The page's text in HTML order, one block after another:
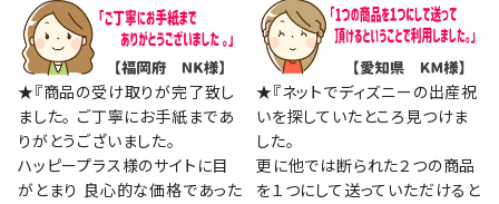
★『商品の受け取りが完了致し
ました。 ご丁寧にお手紙まであ
りがとうございました。
ハッピープラス様のサイトに目
がとまり 良心的な価格であった
★『ネットでディズニーの出産祝
いを探していたところ見つけま
した。
更に他では断られた２つの商品
を１つにして送っていただけると